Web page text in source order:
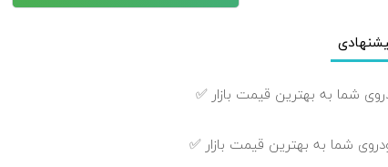
شما به بهترین قیمت بازار ✅
شما به بهترین قیمت بازار ✅